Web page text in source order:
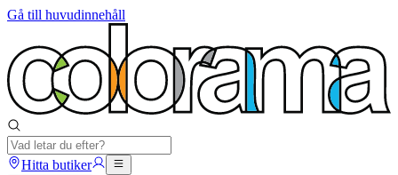
Gå till huvudinnehåll
Hitta butiker